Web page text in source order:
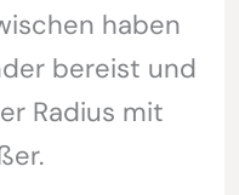
haben
bereist und
Radius mit